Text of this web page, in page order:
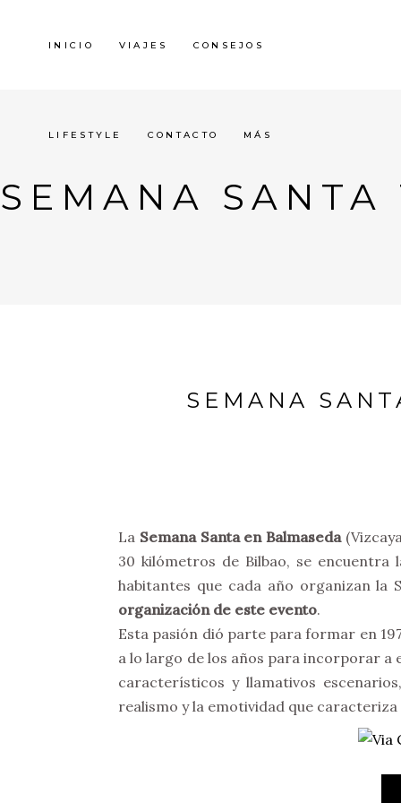
INICIO VIAJES CONSEJOS
LIFESTYLE CONTACTO MÁS
SEMANA SANTA
SEMANA
La Semana Santa en Balmaseda
30 kilómetros de Bilbao, se encuentra
habitantes que cada año organizan la
organización de este evento.
Esta pasión dió parte para formar en
a lo largo de los años para incorporar a
característicos y llamativos
realismo y la emotividad que